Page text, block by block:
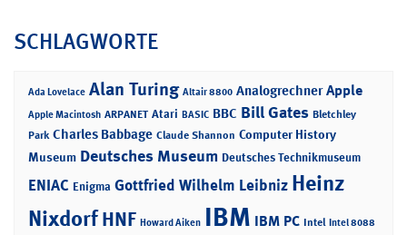
SCHLAGWORTE
Ada Lovelace Alan Turing Altair 8800 Analogrechner Apple
Apple Macintosh ARPANET Atari BASIC BBC Bill Gates Bletchley
Park Charles Babbage Claude Shannon Computer History
Museum Deutsches Museum Deutsches Technikmuseum
ENIAC Enigma Gottfried Wilhelm Leibniz Heinz
NixdorfHNF Howard Aiken IBM IBM PC Intel Intel 8088